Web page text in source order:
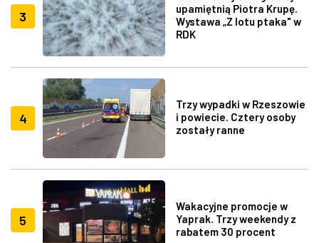
3
upamiętnią Piotra Krupę.
Wystawa „Z lotu ptaka" w
RDK
4
Trzy wypadki w Rzeszowie
i powiecie. Cztery osoby
zostały ranne
5
Wakacyjne promocje w
Yaprak. Trzy weekendy z
rabatem 30 procent